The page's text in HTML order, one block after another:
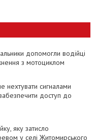
допомогли водійці
з мотоциклом
нехтувати сигналами
доступ до
яку затисло
у селі Житомирського